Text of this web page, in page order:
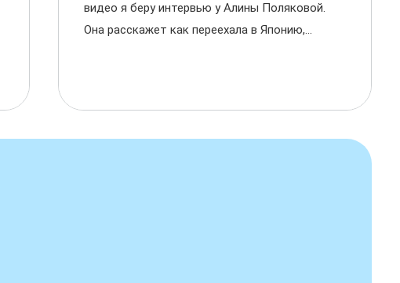
видео я беру интервью у Алины Поляковой.
Она расскажет как переехала в Японию,...